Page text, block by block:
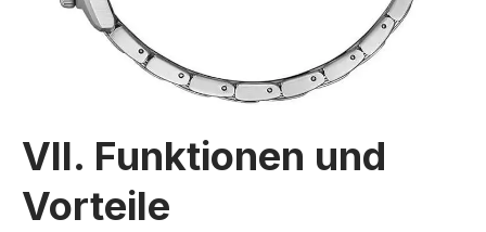
VII. Funktionen und
Vorteile